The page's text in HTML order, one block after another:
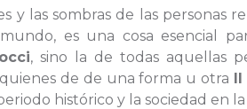
y las sombras de las personas
es una cosa esencial
, sino la de todas aquellas
de de una forma u otra Il
histórico y la sociedad en